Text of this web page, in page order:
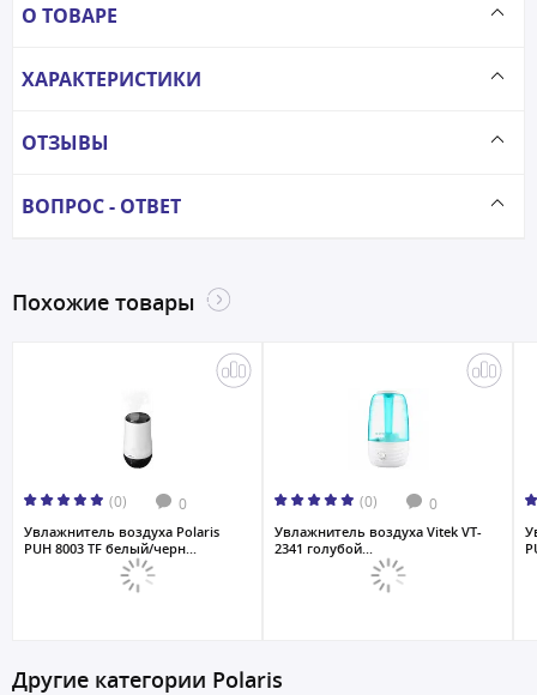
О ТОВАРЕ
ХАРАКТЕРИСТИКИ
ОТЗЫВЫ
ВОПРОС - ОТВЕТ
Похожие товары
(0) 0
Увлажнитель воздуха Polaris
PUH 8003 TF белый/черн...
(0) 0
Увлажнитель воздуха Vitek VT-
2341 голубой...
Другие категории Polaris